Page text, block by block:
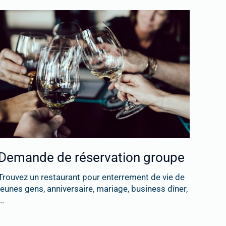
de réservation groupe
un restaurant pour enterrement de vie de
gens, anniversaire, mariage, business dîner,